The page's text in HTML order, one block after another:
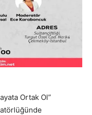
Ortak Ol”